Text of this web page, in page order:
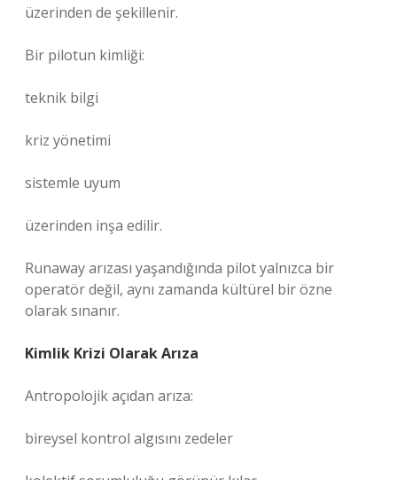
üzerinden de şekillenir.
Bir pilotun kimliği:
teknik bilgi
kriz yönetimi
sistemle uyum
üzerinden inşa edilir.
Runaway arızası yaşandığında pilot yalnızca bir
operatör değil, aynı zamanda kültürel bir özne
olarak sınanır.
Kimlik Krizi Olarak Arıza
Antropolojik açıdan arıza:
bireysel kontrol algısını zedeler